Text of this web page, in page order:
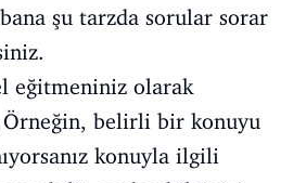
şu tarzda sorular sorar
eğitmeniniz olarak
belirli bir konuyu
konuyla ilgili